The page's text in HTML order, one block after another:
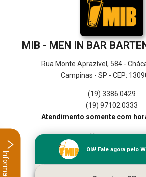
MIB - MEN IN BAR
Rua Monte Aprazível, 584 -
Campinas - SP - CEP:
(19) 3386.0429
(19) 97102.0333
Atendimento somente com
Home
Empresa
Olá! Fale agora pelo